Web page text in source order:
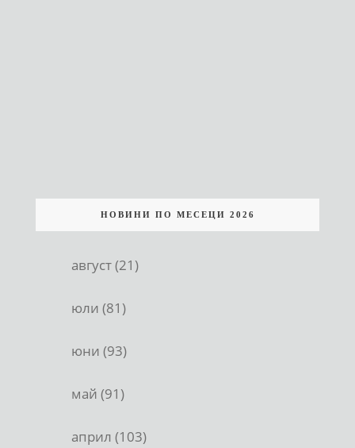
НОВИНИ ПО МЕСЕЦИ 2026
август (21)
юли (81)
юни (93)
май (91)
април (103)